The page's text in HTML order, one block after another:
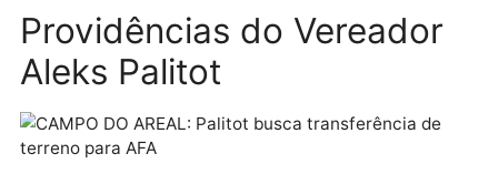
de receber qualquer tipo de investimento público em
virtude do terreno ser da Eletrobrás e o encontro foi
justamente para acertar a cedência daquele terreno
para a prefeitura para que se possa ser feito o
investimento.